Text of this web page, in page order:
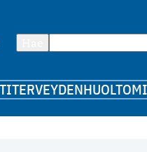
TERVEYDENHUOLTO